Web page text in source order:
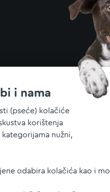
i nama
(pseće) kolačiće
korištenja
nužni,
odabira kolačića kao i